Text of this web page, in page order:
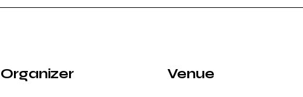
Organizer Venue